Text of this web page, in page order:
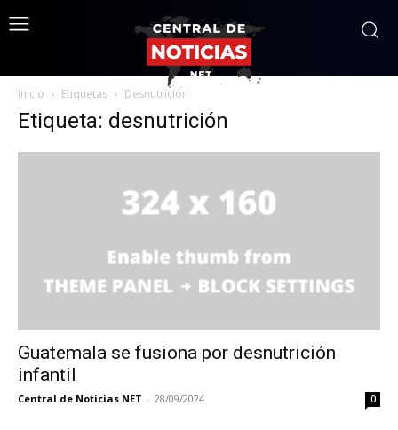
Inicio Etiquetas Desnutrición
Etiqueta: desnutrición
Guatemala se fusiona por desnutrición
infantil
Central de Noticias NET - 28/09/2024 0